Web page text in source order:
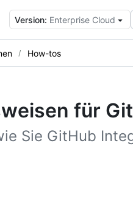
Version: Enterprise Cloud
How-tos
für
Sie GitHub